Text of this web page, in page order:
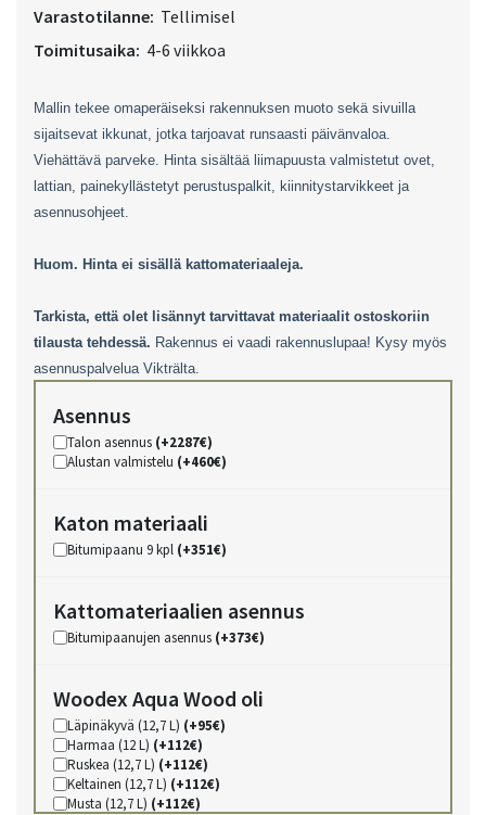
Varastotilanne: Tellimisel
Toimitusaika: 4-6 viikkoa
Mallin tekee omaperäiseksi rakennuksen muoto sekä sivuilla
sijaitsevat ikkunat, jotka tarjoavat runsaasti päivänvaloa.
Viehättävä parveke. Hinta sisältää liimapuusta valmistetut ovet,
lattian, painekyllästetyt perustuspalkit, kiinnitystarvikkeet ja
asennusohjeet.
Huom. Hinta ei sisällä kattomateriaaleja.
Tarkista, että olet lisännyt tarvittavat materiaalit ostoskoriin
tilausta tehdessä. Rakennus ei vaadi rakennuslupaa! Kysy myös
asennuspalvelua Vikträlta.
Asennus
Talon asennus (+2287€)
Alustan valmistelu (+460€)
Katon materiaali
Bitumipaanu 9 kpl (+351€)
Kattomateriaalien asennus
Bitumipaanujen asennus (+373€)
Woodex Aqua Wood oli
Läpinäkyvä (12,7 L) (+95€)
Harmaa (12 L) (+112€)
Ruskea (12,7 L) (+112€)
Keltainen (12,7 L) (+112€)
Musta (12,7 L) (+112€)